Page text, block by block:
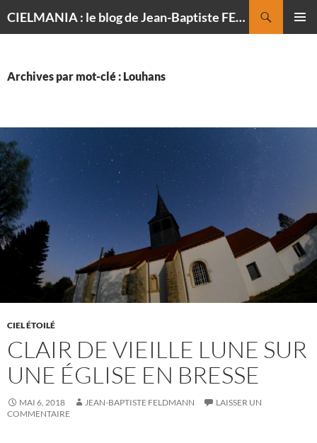
CIELMANIA : le blog de Jean-Baptiste FELDMANN, photographe du ciel
Archives par mot-clé : Louhans
CIEL ÉTOILÉ
CLAIR DE VIEILLE LUNE SUR
UNE ÉGLISE EN BRESSE
MAI 6, 2018 JEAN-BAPTISTE FELDMANN
LAISSER UN
COMMENTAIRE